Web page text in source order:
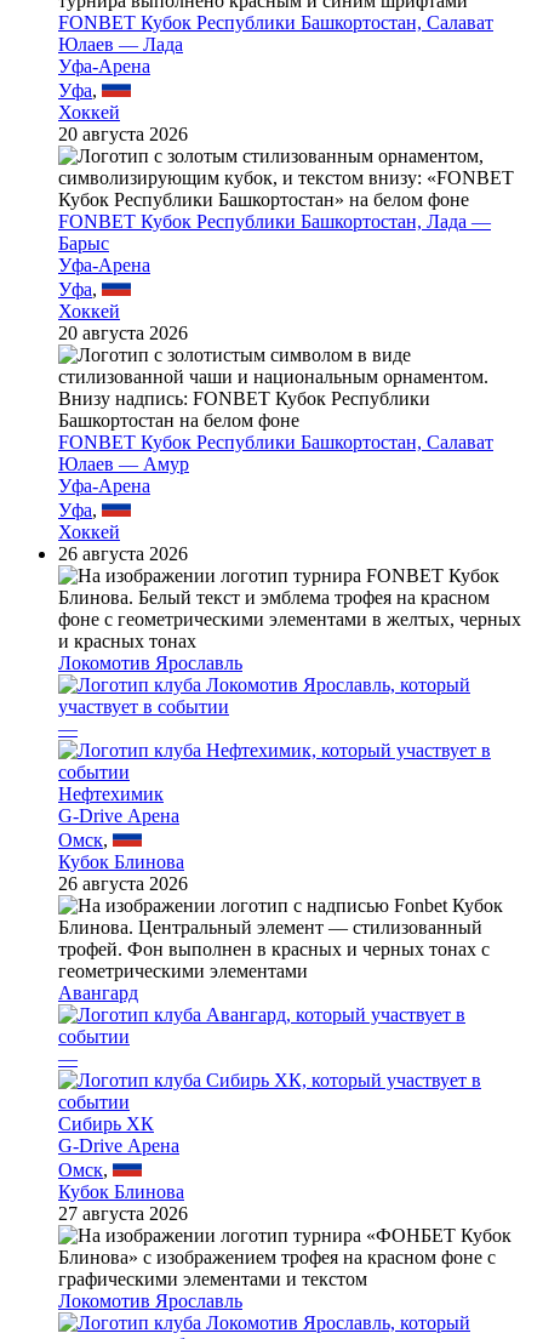
FONBET Кубок Республики Башкортостан, Салават
Юлаев — Лада
Уфа-Арена
Уфа,
Хоккей
20 августа 2026
FONBET Кубок Республики Башкортостан, Лада —
Барыс
Уфа-Арена
Уфа,
Хоккей
20 августа 2026
FONBET Кубок Республики Башкортостан, Салават
Юлаев — Амур
Уфа-Арена
Уфа,
Хоккей
26 августа 2026
Локомотив Ярославль
—
Нефтехимик
G-Drive Арена
Омск,
Кубок Блинова
26 августа 2026
Авангард
—
Сибирь ХК
G-Drive Арена
Омск,
Кубок Блинова
27 августа 2026
Локомотив Ярославль